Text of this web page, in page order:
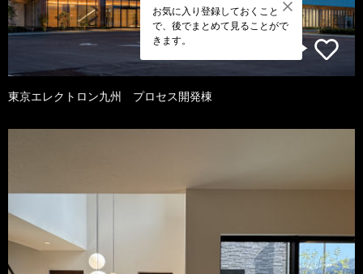
お気に入り登録しておくこと
で、後でまとめて見ることがで
きます。
東京エレクトロン九州 プロセス開発棟